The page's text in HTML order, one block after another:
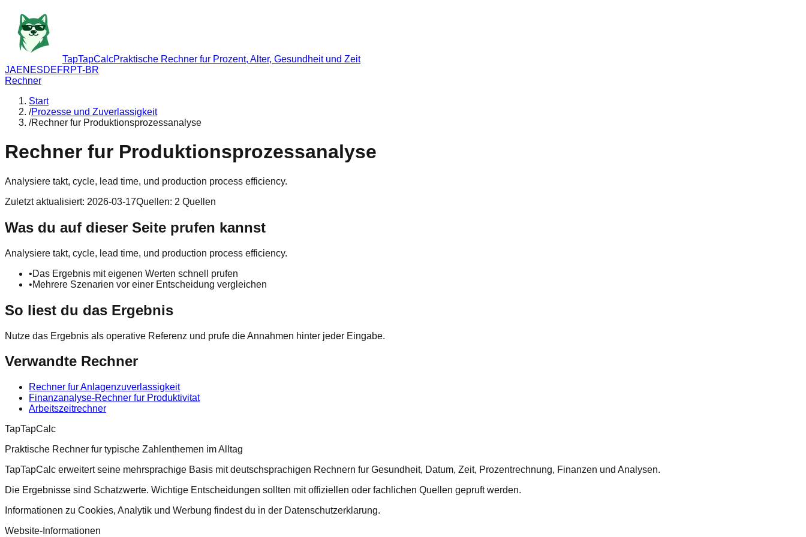
TapTapCalcPraktische Rechner fur Prozent, Alter, Gesundheit und Zeit
JAEN ESDEFRPT-BR
Rechner
Start
/Prozesse und Zuverlassigkeit
/Rechner fur Produktionsprozessanalyse
Rechner fur Produktionsprozessanalyse
Analysiere takt, cycle, lead time, und production process efficiency.
Zuletzt aktualisiert: 2026-03-17Quellen: 2 Quellen
Was du auf dieser Seite prufen kannst
Analysiere takt, cycle, lead time, und production process efficiency.
•Das Ergebnis mit eigenen Werten schnell prufen
•Mehrere Szenarien vor einer Entscheidung vergleichen
So liest du das Ergebnis
Nutze das Ergebnis als operative Referenz und prufe die Annahmen hinter jeder Eingabe.
Verwandte Rechner
Rechner fur Anlagenzuverlassigkeit
Finanzanalyse-Rechner fur Produktivitat
Arbeitszeitrechner
TapTapCalc
Praktische Rechner fur typische Zahlenthemen im Alltag
TapTapCalc erweitert seine mehrsprachige Basis mit deutschsprachigen Rechnern fur Gesundheit, Datum, Zeit, Prozentrechnung, Finanzen und Analysen.
Die Ergebnisse sind Schatzwerte. Wichtige Entscheidungen sollten mit offiziellen oder fachlichen Quellen gepruft werden.
Informationen zu Cookies, Analytik und Werbung findest du in der Datenschutzerklarung.
Website-Informationen